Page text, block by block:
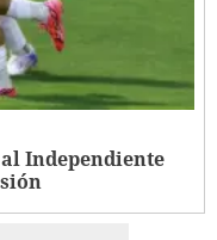
Independiente